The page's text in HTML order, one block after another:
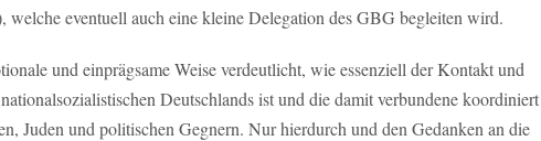
welche eventuell auch eine kleine Delegation des GBG begleiten wird.
und einprägsame Weise verdeutlicht, wie essenziell der Kontakt und
Deutschlands ist und die damit verbundene koordiniert
Juden und politischen Gegnern. Nur hierdurch und den Gedanken an die